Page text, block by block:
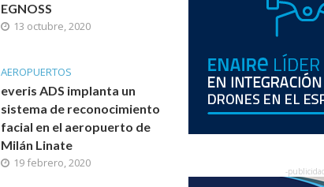
EGNOSS
13 octubre, 2020
AEROPUERTOS
everis ADS implanta un
sistema de reconocimiento
facial en el aeropuerto de
Milán Linate
19 febrero, 2020